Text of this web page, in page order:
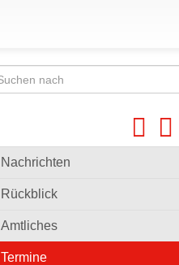
Nachrichten
Rückblick
Amtliches
Termine